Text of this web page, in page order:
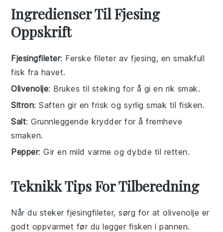
Ingredienser Til Fjesing
Oppskrift
Fjesingfileter: Ferske fileter av fjesing, en smakfull
fisk fra havet.
Olivenolje: Brukes til steking for å gi en rik smak.
Sitron: Saften gir en frisk og syrlig smak til fisken.
Salt: Grunnleggende krydder for å fremheve
smaken.
Pepper: Gir en mild varme og dybde til retten.
Teknikk Tips For Tilberedning
Når du stekerfjesingfileter, sørg for atolivenolje er
godt oppvarmet før du legger fisken i pannen.